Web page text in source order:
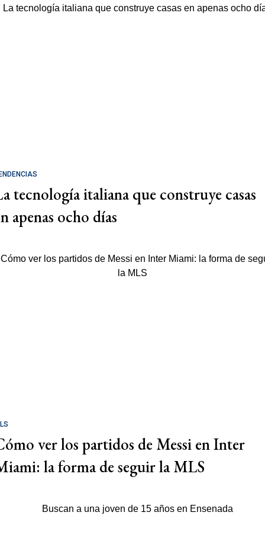
tecnología italiana que construye casas
apenas ocho días
ver los partidos de Messi en Inter
la forma de seguir la MLS